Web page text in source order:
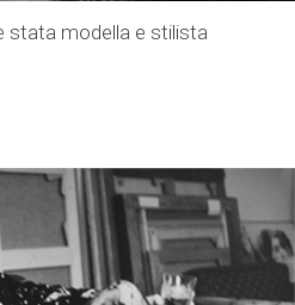
stata modella e stilista